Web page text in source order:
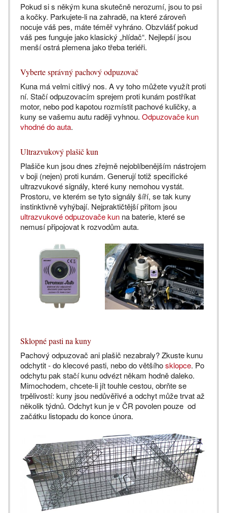
Pokud si s někým kuna skutečně nerozumí, jsou to psi
a kočky. Parkujete-li na zahradě, na které zároveň
nocuje váš pes, máte téměř vyhráno. Obzvlášť pokud
váš pes funguje jako klasický „hlídač“. Nejlepší jsou
menší ostrá plemena jako třeba teriéři.
Vyberte správný pachový odpuzovač
Kuna má velmi citlivý nos. A vy toho můžete využít proti
ní. Stačí odpuzovacím sprejem proti kunám postříkat
motor, nebo pod kapotou rozmístit pachové kuličky, a
kuny se vašemu autu raději vyhnou. Odpuzovače kun
vhodné do auta.
Ultrazvukový plašič kun
Plašiče kun jsou dnes zřejmě nejoblíbenějším nástrojem
v boji (nejen) proti kunám. Generují totiž specifické
ultrazvukové signály, které kuny nemohou vystát.
Prostoru, ve kterém se tyto signály šíří, se tak kuny
instinktivně vyhýbají. Nejpraktičtější přitom jsou
ultrazvukové odpuzovače kun na baterie, které se
nemusí připojovat k rozvodům auta.
Sklopné pasti na kuny
Pachový odpuzovač ani plašič nezabraly? Zkuste kunu
odchytit - do klecové pasti, nebo do většíhosklopce. Po
odchytu pak stačí kunu odvézt někam hodně daleko.
Mimochodem, chcete-li jít touhle cestou, obrňte se
trpělivostí: kuny jsou nedůvěřivé a odchyt může trvat až
několik týdnů. Odchyt kun je v ČR povolen pouze od
začátku listopadu do konce února.